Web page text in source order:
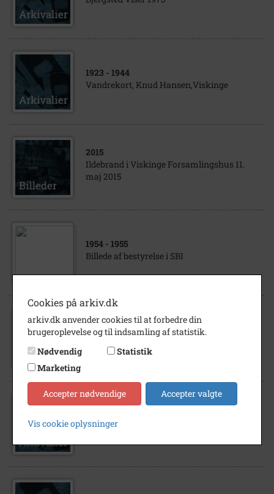
1923 - 1944
Vandrekort, Knud Hansen,Viskinge
2015
Ildebrand i Viskinge Forsamlingshus 11.
maj 2015
1954 - 1955
Billede af bestyrelse i SBI
1950- 1955
Eskebjerg Idrætsforening
Cookies på arkiv.dk
arkiv.dk anvender cookies til at forbedre din
brugeroplevelse og til indsamling af statistik.
Nødvendig
Statistik
Marketing
Accepter nødvendige Accepter valgte
Vis cookie oplysninger